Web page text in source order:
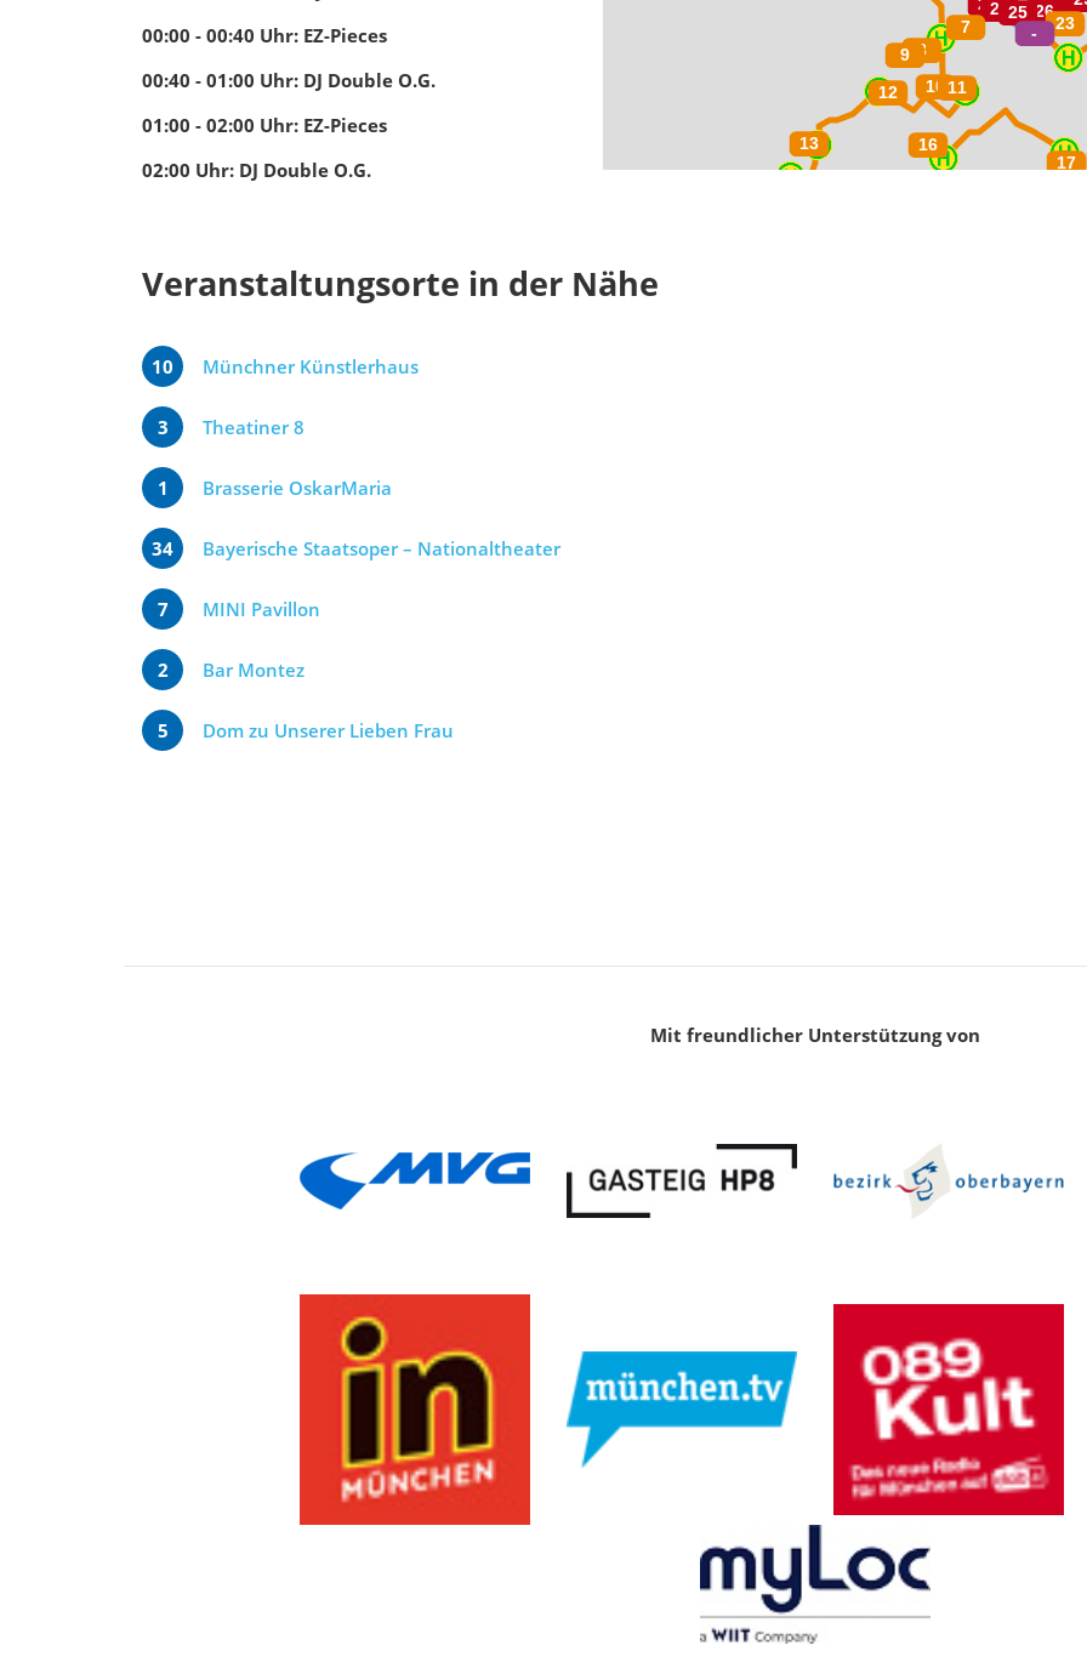
00:00 - 00:40 Uhr: EZ-Pieces
00:40 - 01:00 Uhr: DJ Double O.G.
01:00 - 02:00 Uhr: EZ-Pieces
02:00 Uhr: DJ Double O.G.
Veranstaltungsorte in der Nähe
10 Münchner Künstlerhaus
3 Theatiner 8
1 Brasserie OskarMaria
34 Bayerische Staatsoper – Nationaltheater
7 MINI Pavillon
2 Bar Montez
5 Dom zu Unserer Lieben Frau
Mit freundlicher Unterstützung von